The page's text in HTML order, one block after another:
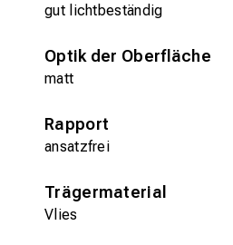
gut lichtbeständig
Optik der Oberfläche
matt
Rapport
ansatzfrei
Trägermaterial
Vlies